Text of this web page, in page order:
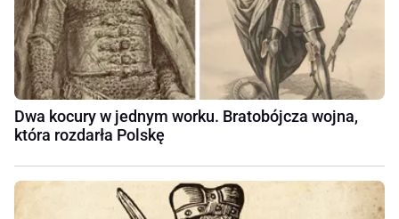
Dwa kocury w jednym worku. Bratobójcza wojna,
która rozdarła Polskę